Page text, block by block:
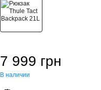
7 999 грн
В наличии